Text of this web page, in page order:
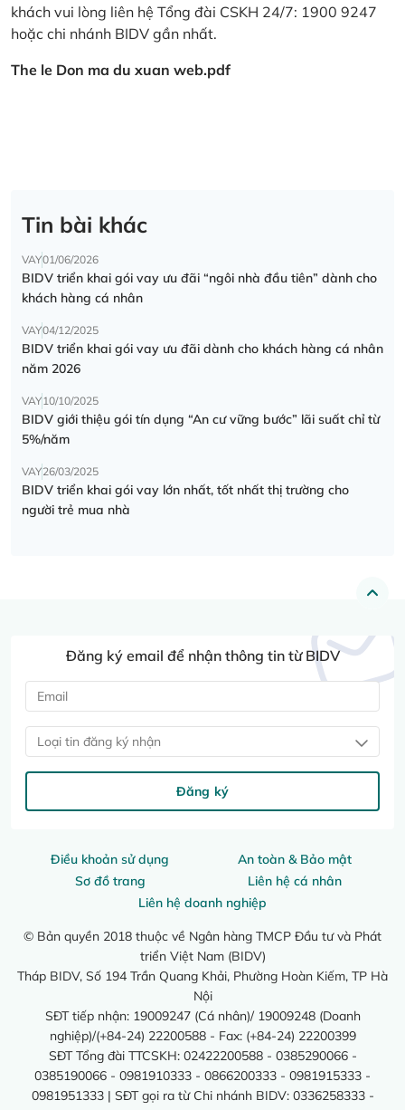
khách vui lòng liên hệ Tổng đài CSKH 24/7: 1900 9247
hoặc chi nhánh BIDV gần nhất.
The le Don ma du xuan web.pdf
Tin bài khác
VAY01/06/2026
BIDV triển khai gói vay ưu đãi “ngôi nhà đầu tiên” dành cho
khách hàng cá nhân
VAY04/12/2025
BIDV triển khai gói vay ưu đãi dành cho khách hàng cá nhân
năm 2026
VAY10/10/2025
BIDV giới thiệu gói tín dụng “An cư vững bước” lãi suất chỉ từ
5%/năm
VAY26/03/2025
BIDV triển khai gói vay lớn nhất, tốt nhất thị trường cho
người trẻ mua nhà
Điều khoản sử dụng
An toàn & Bảo mật
Sơ đồ trang
Liên hệ cá nhân
Liên hệ doanh nghiệp
© Bản quyền 2018 thuộc về Ngân hàng TMCP Đầu tư và Phát
triển Việt Nam (BIDV)
Tháp BIDV, Số 194 Trần Quang Khải, Phường Hoàn Kiếm, TP Hà
Nội
SĐT tiếp nhận: 19009247 (Cá nhân)/ 19009248 (Doanh
nghiệp)/(+84-24) 22200588 - Fax: (+84-24) 22200399
SĐT Tổng đài TTCSKH: 02422200588 - 0385290066 -
0385190066 - 0981910333 - 0866200333 - 0981915333 -
0981951333 | SĐT gọi ra từ Chi nhánh BIDV: 0336258333 -
Đăng ký email để nhận thông tin từ BIDV
Loại tin đăng ký nhận
Đăng ký